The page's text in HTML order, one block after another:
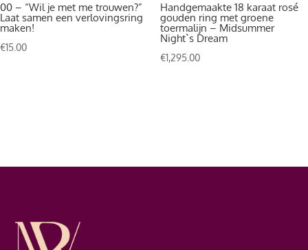
00 – “Wil je met me trouwen?”
Laat samen een verlovingsring
maken!
€15.00
Handgemaakte 18 karaat rosé
gouden ring met groene
toermalijn – Midsummer
Night`s Dream
€1,295.00